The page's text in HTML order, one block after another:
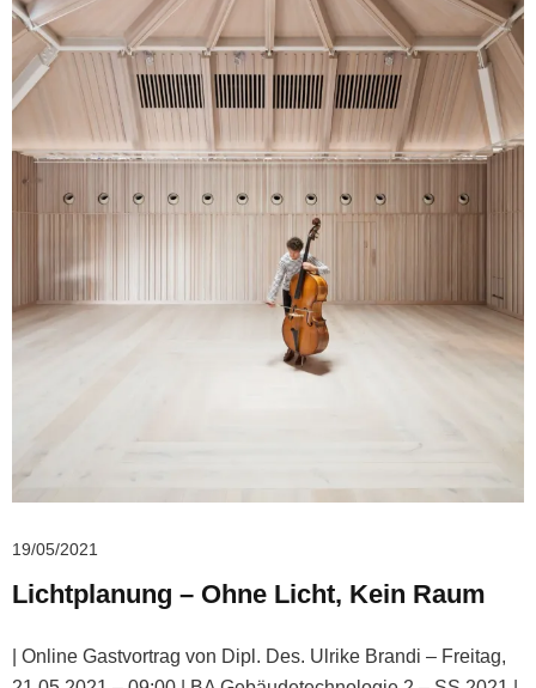
19/05/2021
Lichtplanung – Ohne Licht, Kein Raum
| Online Gastvortrag von Dipl. Des. Ulrike Brandi – Freitag,